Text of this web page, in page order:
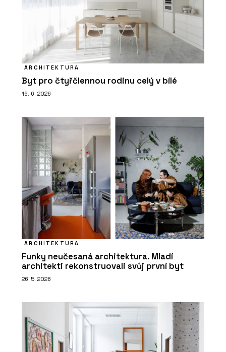
ARCHITEKTURA
Byt pro čtyřčlennou rodinu celý v bílé
16. 6. 2026
ARCHITEKTURA
Funky neučesaná architektura. Mladí
architekti rekonstruovali svůj první byt
26. 5. 2026